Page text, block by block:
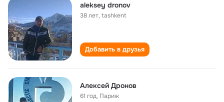
aleksey dronov
38 лет,tashkent
Добавить в друзья
Алексей Дронов
61 год, Париж